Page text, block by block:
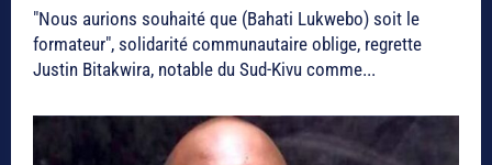
"Nous aurions souhaité que (Bahati Lukwebo) soit le
formateur", solidarité communautaire oblige, regrette
Justin Bitakwira, notable du Sud-Kivu comme...